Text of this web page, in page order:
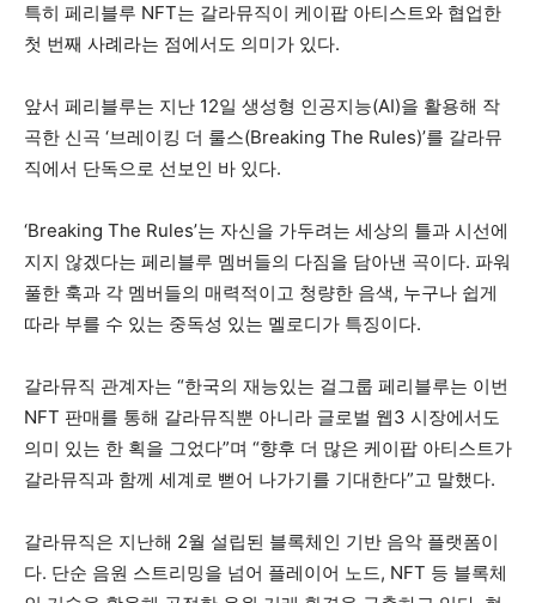
특히 페리블루 NFT는 갈라뮤직이 케이팝 아티스트와 협업한
첫 번째 사례라는 점에서도 의미가 있다.
앞서 페리블루는 지난 12일 생성형 인공지능(AI)을 활용해 작
곡한 신곡 ‘브레이킹 더 룰스(Breaking The Rules)’를 갈라뮤
직에서 단독으로 선보인 바 있다.
‘Breaking The Rules’는 자신을 가두려는 세상의 틀과 시선에
지지 않겠다는 페리블루 멤버들의 다짐을 담아낸 곡이다. 파워
풀한 훅과 각 멤버들의 매력적이고 청량한 음색, 누구나 쉽게
따라 부를 수 있는 중독성 있는 멜로디가 특징이다.
갈라뮤직 관계자는 “한국의 재능있는 걸그룹 페리블루는 이번
NFT 판매를 통해 갈라뮤직뿐 아니라 글로벌 웹3 시장에서도
의미 있는 한 획을 그었다”며 “향후 더 많은 케이팝 아티스트가
갈라뮤직과 함께 세계로 뻗어 나가기를 기대한다”고 말했다.
갈라뮤직은 지난해 2월 설립된 블록체인 기반 음악 플랫폼이
다. 단순 음원 스트리밍을 넘어 플레이어 노드, NFT 등 블록체